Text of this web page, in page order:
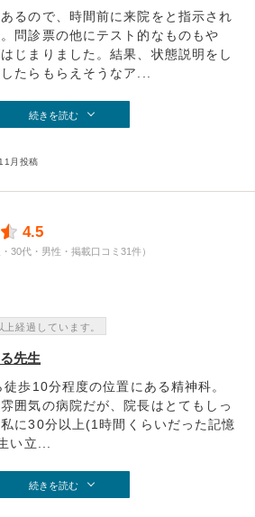
るので、時間前に来院をと指示され
問診票の他にテスト的なものもや
じまりました。結果、状態説明をし
たらもらえそうなア...
続きを読む
月投稿
4.5
30代・男性・掲載口コミ31件）
経過しています。
先生
歩10分程度の位置にある精神科。
囲気の病院だが、院長はとてもしっ
に30分以上(1時間くらいだった記憶
い立...
続きを読む